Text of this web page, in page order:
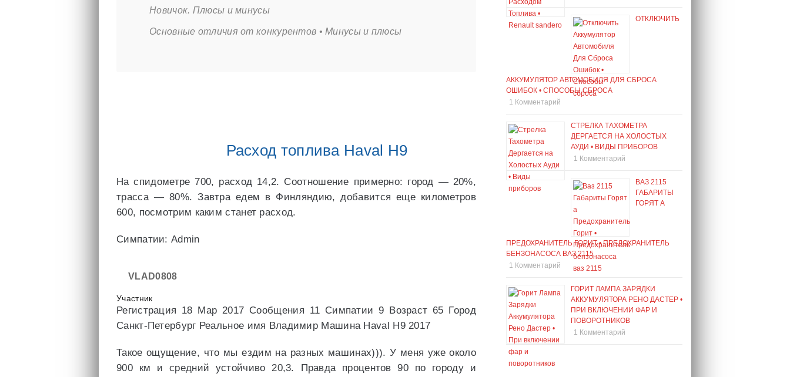
Новичок. Плюсы и минусы
Основные отличия от конкурентов • Минусы и плюсы
Расход топлива Haval H9
На спидометре 700, расход 14,2. Соотношение примерно: город — 20%,
трасса — 80%. Завтра едем в Финляндию, добавится еще километров
600, посмотрим каким станет расход.
Симпатии: Admin
VLAD0808
Участник
Регистрация 18 Мар 2017 Сообщения 11 Симпатии 9 Возраст 65 Город
Санкт-Петербург Реальное имя Владимир Машина Haval H9 2017
Такое ощущение, что мы ездим на разных машинах))). У меня уже около
900 км и средний устойчиво 20,3. Правда процентов 90 по городу и
ОТКЛЮЧИТЬ
АККУМУЛЯТОР АВТОМОБИЛЯ ДЛЯ СБРОСА
ОШИБОК • СПОСОБЫ СБРОСА
1 Комментарий
СТРЕЛКА ТАХОМЕТРА
ДЕРГАЕТСЯ НА ХОЛОСТЫХ
АУДИ • ВИДЫ ПРИБОРОВ
1 Комментарий
ВАЗ 2115
ГАБАРИТЫ
ГОРЯТ А
ПРЕДОХРАНИТЕЛЬ ГОРИТ • ПРЕДОХРАНИТЕЛЬ
БЕНЗОНАСОСА ВАЗ 2115
1 Комментарий
ГОРИТ ЛАМПА ЗАРЯДКИ
АККУМУЛЯТОРА РЕНО ДАСТЕР •
ПРИ ВКЛЮЧЕНИИ ФАР И
ПОВОРОТНИКОВ
1 Комментарий